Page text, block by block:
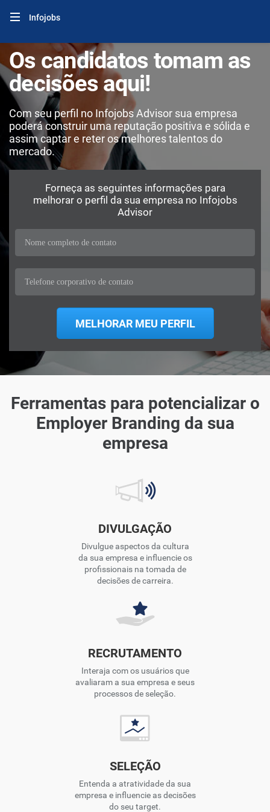
Infojobs
Os candidatos tomam as
decisões aqui!
Com seu perfil no Infojobs Advisor sua empresa
poderá construir uma reputação positiva e sólida e
assim captar e reter os melhores talentos do
mercado.
Forneça as seguintes informações para
melhorar o perfil da sua empresa no Infojobs
Advisor
Ferramentas para potencializar o
Employer Branding da sua
empresa
DIVULGAÇÃO
Divulgue aspectos da cultura
da sua empresa e influencie os
profissionais na tomada de
decisões de carreira.
RECRUTAMENTO
Interaja com os usuários que
avaliaram a sua empresa e seus
processos de seleção.
SELEÇÃO
Entenda a atratividade da sua
empresa e influencie as decisões
do seu target.